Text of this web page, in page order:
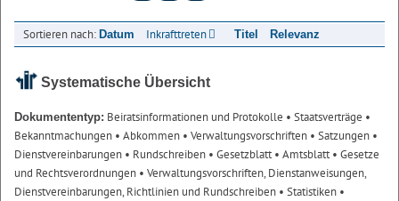
Sortieren nach: Datum Inkrafttreten Titel Relevanz
Systematische Übersicht
Dokumententyp: Beiratsinformationen und Protokolle • Staatsverträge •
Bekanntmachungen • Abkommen • Verwaltungsvorschriften • Satzungen •
Dienstvereinbarungen • Rundschreiben • Gesetzblatt• Amtsblatt• Gesetze
und Rechtsverordnungen • Verwaltungsvorschriften, Dienstanweisungen,
Dienstvereinbarungen, Richtlinien und Rundschreiben • Statistiken •